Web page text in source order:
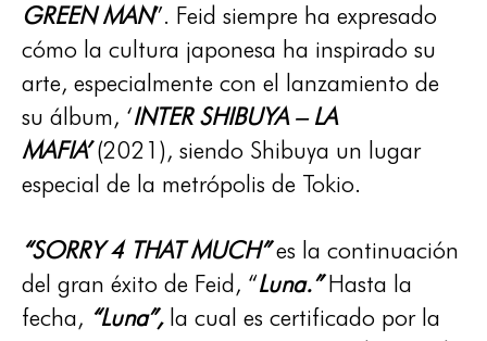
GREEN MAN”. Feid siempre ha expresado
cómo la cultura japonesa ha inspirado su
arte, especialmente con el lanzamiento de
su álbum, ‘INTER SHIBUYA – LA
MAFIA’(2021), siendo Shibuya un lugar
especial de la metrópolis de Tokio.
“SORRY 4 THAT MUCH”es la continuación
del gran éxito de Feid, “Luna.”Hasta la
fecha, “Luna”, la cual es certificado por la